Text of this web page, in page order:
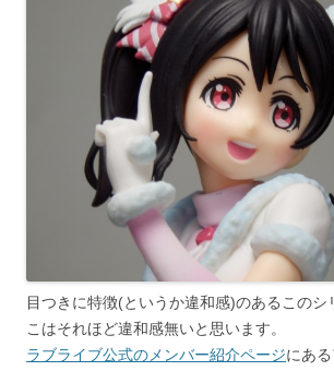
目つきに特徴(というか違和感)のあるこのシ
こはそれほど違和感無いと思います。
ラブライブ公式のメンバー紹介ページにあ